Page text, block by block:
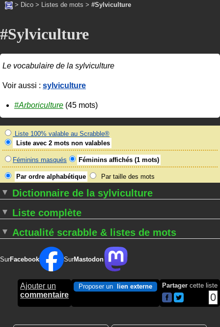
> Dico > Listes de mots > #Sylviculture
#Sylviculture
Le vocabulaire de la sylviculture
Voir aussi : sylviculture
#Arboriculture (45 mots)
Liste 100% valable au Scrabble®
Liste avec 2 mots non valables
Féminins masqués Féminins affichés (1 mots)
Par ordre alphabétique Par taille des mots
Dictionnaire de la sylviculture
Liste complète
Actualité scrabble & listes de mots
SurFacebook SurMastodon
Ajouter un
commentaire
Proposer un lien externe Partager cette liste
0